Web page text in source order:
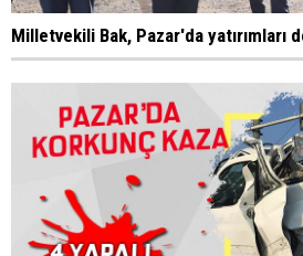
Milletvekili Bak, Pazar'da yatırımları